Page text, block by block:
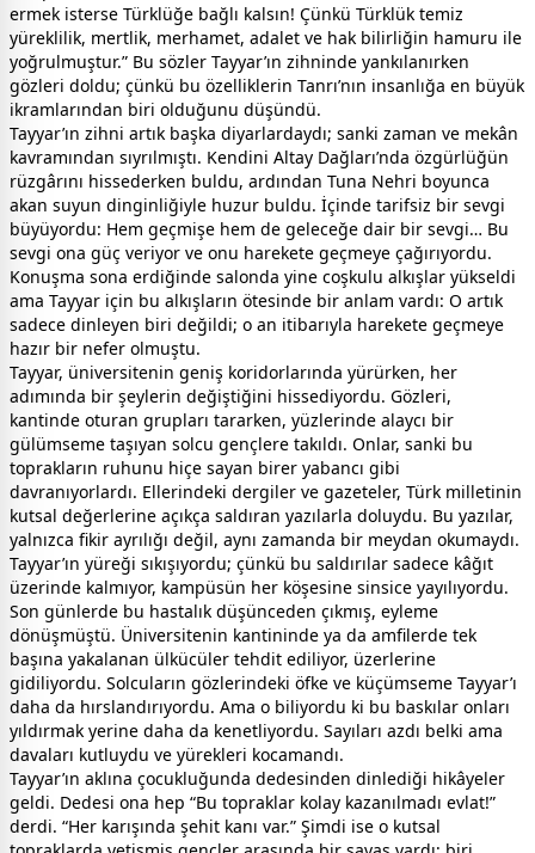
ermek isterse Türklüğe bağlı kalsın! Çünkü Türklük temiz
yüreklilik, mertlik, merhamet, adalet ve hak bilirliğin hamuru ile
yoğrulmuştur.” Bu sözler Tayyar’ın zihninde yankılanırken
gözleri doldu; çünkü bu özelliklerin Tanrı’nın insanlığa en büyük
ikramlarından biri olduğunu düşündü.
Tayyar’ın zihni artık başka diyarlardaydı; sanki zaman ve mekân
kavramından sıyrılmıştı. Kendini Altay Dağları’nda özgürlüğün
rüzgârını hissederken buldu, ardından Tuna Nehri boyunca
akan suyun dinginliğiyle huzur buldu. İçinde tarifsiz bir sevgi
büyüyordu: Hem geçmişe hem de geleceğe dair bir sevgi… Bu
sevgi ona güç veriyor ve onu harekete geçmeye çağırıyordu.
Konuşma sona erdiğinde salonda yine coşkulu alkışlar yükseldi
ama Tayyar için bu alkışların ötesinde bir anlam vardı: O artık
sadece dinleyen biri değildi; o an itibarıyla harekete geçmeye
hazır bir nefer olmuştu.
Tayyar, üniversitenin geniş koridorlarında yürürken, her
adımında bir şeylerin değiştiğini hissediyordu. Gözleri,
kantinde oturan grupları tararken, yüzlerinde alaycı bir
gülümseme taşıyan solcu gençlere takıldı. Onlar, sanki bu
toprakların ruhunu hiçe sayan birer yabancı gibi
davranıyorlardı. Ellerindeki dergiler ve gazeteler, Türk milletinin
kutsal değerlerine açıkça saldıran yazılarla doluydu. Bu yazılar,
yalnızca fikir ayrılığı değil, aynı zamanda bir meydan okumaydı.
Tayyar’ın yüreği sıkışıyordu; çünkü bu saldırılar sadece kâğıt
üzerinde kalmıyor, kampüsün her köşesine sinsice yayılıyordu.
Son günlerde bu hastalık düşünceden çıkmış, eyleme
dönüşmüştü. Üniversitenin kantininde ya da amfilerde tek
başına yakalanan ülkücüler tehdit ediliyor, üzerlerine
gidiliyordu. Solcuların gözlerindeki öfke ve küçümseme Tayyar’ı
daha da hırslandırıyordu. Ama o biliyordu ki bu baskılar onları
yıldırmak yerine daha da kenetliyordu. Sayıları azdı belki ama
davaları kutluydu ve yürekleri kocamandı.
Tayyar’ın aklına çocukluğunda dedesinden dinlediği hikâyeler
geldi. Dedesi ona hep “Bu topraklar kolay kazanılmadı evlat!”
derdi. “Her karışında şehit kanı var.” Şimdi ise o kutsal